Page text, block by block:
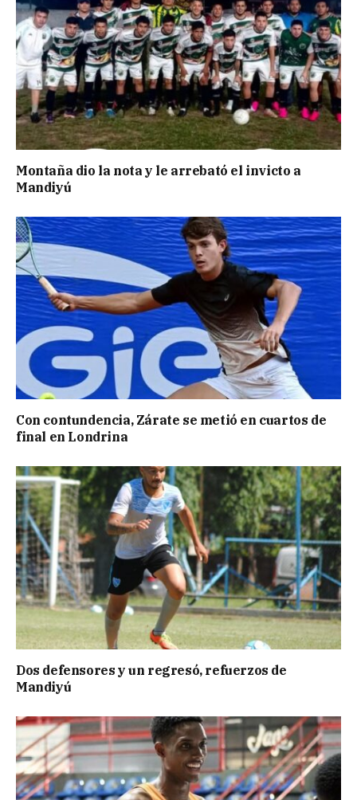
Montaña dio la nota y le arrebató el invicto a
Mandiyú
Con contundencia, Zárate se metió en cuartos de
final en Londrina
Dos defensores y un regresó, refuerzos de
Mandiyú